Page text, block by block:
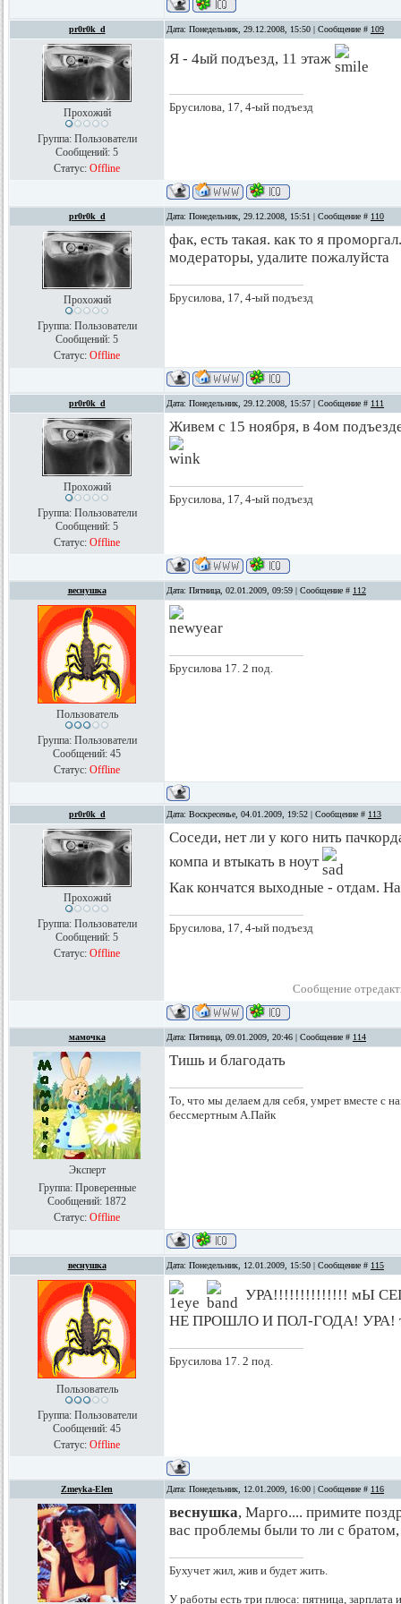
pr0r0k_d Дата: Понедельник, 29.12.2008, 15:50 | Сообщение # 109
Прохожий
Группа: Пользователи
Сообщений: 5
Статус: Offline
Я - 4ый подъезд, 11 этаж
Брусилова, 17, 4-ый подъезд
pr0r0k_d Дата: Понедельник, 29.12.2008, 15:51 | Сообщение # 110
Прохожий
Группа: Пользователи
Сообщений: 5
Статус: Offline
фак, есть такая. как то я проморгал.
модераторы, удалите пожалуйста
Брусилова, 17, 4-ый подъезд
pr0r0k_d Дата: Понедельник, 29.12.2008, 15:57 | Сообщение # 111
Прохожий
Группа: Пользователи
Сообщений: 5
Статус: Offline
Живем с 15 ноября, в 4ом
Брусилова, 17, 4-ый подъезд
веснушка Дата: Пятница, 02.01.2009, 09:59 | Сообщение # 112
Пользователь
Группа: Пользователи
Сообщений: 45
Статус: Offline
Брусилова 17. 2 под.
pr0r0k_d Дата: Воскресенье, 04.01.2009, 19:52 | Сообщение # 113
Прохожий
Группа: Пользователи
Сообщений: 5
Статус: Offline
Соседи, нет ли у кого нить
компа и втыкать в ноут
Как кончатся выходные - отдам.
Брусилова, 17, 4-ый подъезд
Сообщение
мамочка Дата: Пятница, 09.01.2009, 20:46 | Сообщение # 114
Эксперт
Группа: Проверенные
Сообщений: 1872
Статус: Offline
Тишь и благодать
То, что мы делаем для себя, умрет вместе с
бессмертным А.Пайк
веснушка Дата: Понедельник, 12.01.2009, 15:50 | Сообщение # 115
Пользователь
Группа: Пользователи
Сообщений: 45
Статус: Offline
УРА!!!!!!!!!!!!!! мЫ
НЕ ПРОШЛО И ПОЛ-ГОДА! УРА!
Брусилова 17. 2 под.
Zmeyka-Elen Дата: Понедельник, 12.01.2009, 16:00 | Сообщение # 116
веснушка, Марго.... примите
вас проблемы были то ли с
Бухучет жил, жив и будет жить.
У работы есть три плюса: пятница, зарплата